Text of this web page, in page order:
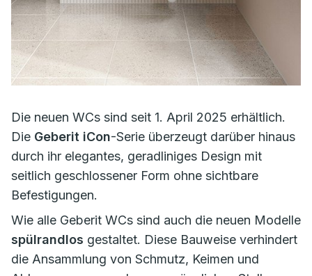
Die neuen WCs sind seit 1. April 2025 erhältlich.
Die Geberit iCon-Serie überzeugt darüber hinaus
durch ihr elegantes, geradliniges Design mit
seitlich geschlossener Form ohne sichtbare
Befestigungen.
Wie alle Geberit WCs sind auch die neuen Modelle
spülrandlos gestaltet. Diese Bauweise verhindert
die Ansammlung von Schmutz, Keimen und